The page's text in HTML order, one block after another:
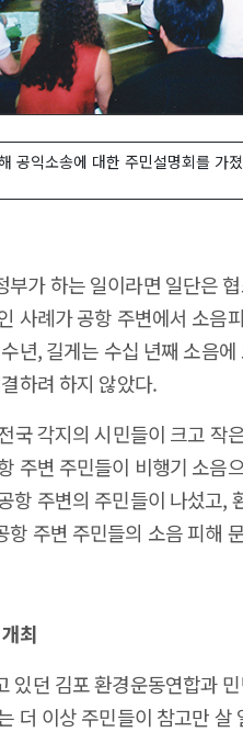
공익소송에 대한 주민설명회를 가
가 하는 일이라면 일단은
사례가 공항 주변에서 소음
년, 길게는 수십 년째 소음
하려 하지 않았다.
국 각지의 시민들이 크고 작
주변 주민들이 비행기 소음
항 주변의 주민들이 나섰고,
주변 주민들의 소음 피해
최
있던 김포 환경운동연합과
더 이상 주민들이 참고만